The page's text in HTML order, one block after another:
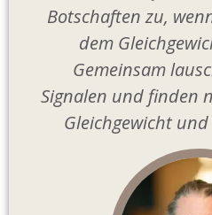
Botschaften zu,
dem
Gemeinsam
Signalen und finden
Gleichgewicht